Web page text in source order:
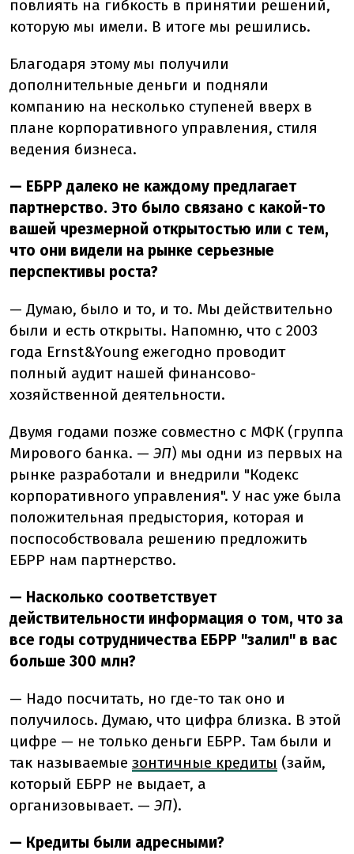
повлиять на гибкость в принятии решений,
которую мы имели. В итоге мы решились.
Благодаря этому мы получили
дополнительные деньги и подняли
компанию на несколько ступеней вверх в
плане корпоративного управления, стиля
ведения бизнеса.
— ЕБРР далеко не каждому предлагает
партнерство. Это было связано с какой-то
вашей чрезмерной открытостью или с тем,
что они видели на рынке серьезные
перспективы роста?
— Думаю, было и то, и то. Мы действительно
были и есть открыты. Напомню, что с 2003
года Ernst&Yоung ежегодно проводит
полный аудит нашей финансово-
хозяйственной деятельности.
Двумя годами позже совместно с МФК (группа
Мирового банка. — ЭП) мы одни из первых на
рынке разработали и внедрили "Кодекс
корпоративного управления". У нас уже была
положительная предыстория, которая и
поспособствовала решению предложить
ЕБРР нам партнерство.
— Насколько соответствует
действительности информация о том, что за
все годы сотрудничества ЕБРР "залил" в вас
больше 300 млн?
— Надо посчитать, но где-то так оно и
получилось. Думаю, что цифра близка. В этой
цифре — не только деньги ЕБРР. Там были и
так называемые зонтичные кредиты (займ,
который ЕБРР не выдает, а
организовывает. — ЭП).
— Кредиты были адресными?